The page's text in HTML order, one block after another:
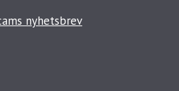
nyhetsbrev